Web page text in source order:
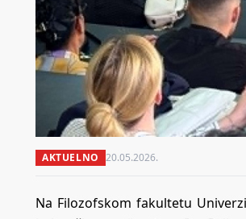
AKTUELNO 20.05.2026.
Na Filozofskom fakultetu